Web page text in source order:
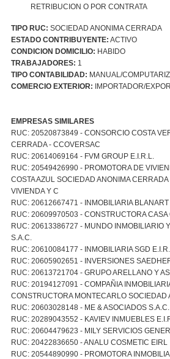
RETRIBUCION O POR CONTRATA
TIPO RUC: SOCIEDAD ANONIMA CERRADA
ESTADO CONTRIBUYENTE: ACTIVO
CONDICION DOMICILIO: HABIDO
TRABAJADORES: 1
TIPO CONTABILIDAD: MANUAL/
COMERCIO EXTERIOR: IMPORTADOR/
EMPRESAS SIMILARES
RUC: 20520873849 - CONSORCIO COSTA
CERRADA - CCOVERSAC
RUC: 20614069164 - FVM GROUP E.I.R.L.
RUC: 20549426990 - PROMOTORA DE
COSTA AZUL SOCIEDAD ANONIMA
VIVIENDA Y C
RUC: 20612667471 - INMOBILIARIA BLANART
RUC: 20609970503 - CONSTRUCTORA CASA
RUC: 20613386727 - MUNDO INMOBILIARIO
S.A.C.
RUC: 20610084177 - INMOBILIARIA SGD
RUC: 20605902651 - INVERSIONES SAEDHER
RUC: 20613721704 - GRUPO ARELLANO Y
RUC: 20194127091 - COMPAÑIA
CONSTRUCTORA MONTECARLO SOCIEDAD
RUC: 20603028148 - ME & ASOCIADOS S.A.C.
RUC: 20289043552 - KAVIEV INMUEBLES
RUC: 20604479623 - MILY SERVICIOS
RUC: 20422836650 - ANALU COSMETIC EIRL
RUC: 20544890990 - PROMOTORA